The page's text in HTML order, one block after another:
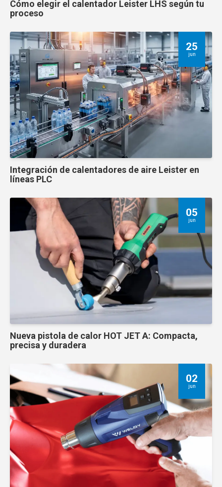
Cómo elegir el calentador Leister LHS según tu
proceso
25
jun
Integración de calentadores de aire Leister en
líneas PLC
05
jun
Nueva pistola de calor HOT JET A: Compacta,
precisa y duradera
02
jun